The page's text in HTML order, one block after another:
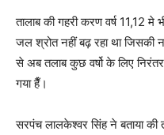
तालाब की गहरी करण वर्ष 11,12 मे
जल श्रोत नहीं बढ़ रहा था जिसकी
से अब तलाब कुछ वर्षो के लिए निरंतर
गया हैँ।
सरपंच लालकेश्वर सिंह ने बताया